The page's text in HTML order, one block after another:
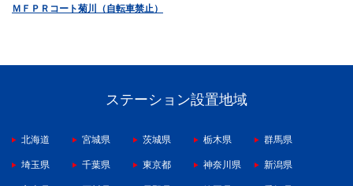
ＭＦＰＲコート菊川（自転車禁止）
ステーション設置地域
北海道 宮城県 茨城県 栃木県 群馬県
埼玉県 千葉県 東京都 神奈川県 新潟県